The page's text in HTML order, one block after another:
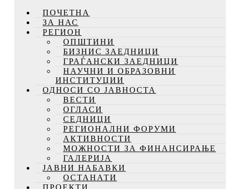
ПОЧЕТНА
ЗА НАС
РЕГИОН
ОПШТИНИ
БИЗНИС ЗАЕДНИЦИ
ГРАЃАНСКИ ЗАЕДНИЦИ
НАУЧНИ И ОБРАЗОВНИ
ИНСТИТУЦИИ
ОДНОСИ СО ЈАВНОСТА
ВЕСТИ
ОГЛАСИ
СЕДНИЦИ
РЕГИОНАЛНИ ФОРУМИ
АКТИВНОСТИ
МОЖНОСТИ ЗА ФИНАНСИРАЊЕ
ГАЛЕРИЈА
ЈАВНИ НАБАВКИ
ОСТАНАТИ
ПРОЕКТИ